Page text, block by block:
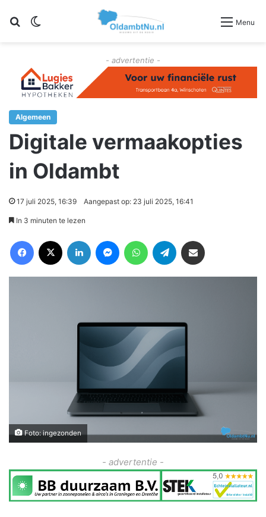
Zoeken Menu
- advertentie -
Algemeen
Digitale vermaakopties
in Oldambt
17 juli 2025, 16:39 Aangepast op: 23 juli 2025, 16:41
In 3 minuten te lezen
Foto: ingezonden
- advertentie -